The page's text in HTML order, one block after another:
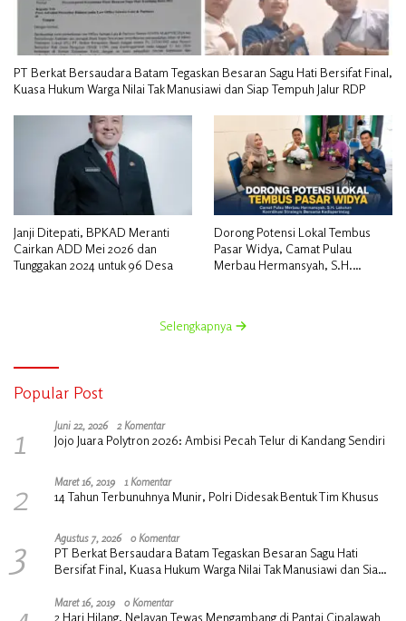
PT Berkat Bersaudara Batam Tegaskan Besaran Sagu Hati Bersifat Final,
Kuasa Hukum Warga Nilai Tak Manusiawi dan Siap Tempuh Jalur RDP
Janji Ditepati, BPKAD Meranti
Cairkan ADD Mei 2026 dan
Tunggakan 2024 untuk 96 Desa
Dorong Potensi Lokal Tembus
Pasar Widya, Camat Pulau
Merbau Hermansyah, S.H.
Selengkapnya
Popular Post
1 Juni 22, 2026 2 Komentar
Jojo Juara Polytron 2026: Ambisi Pecah Telur di Kandang Sendiri
2 Maret 16, 2019 1 Komentar
14 Tahun Terbunuhnya Munir, Polri Didesak Bentuk Tim Khusus
3 Agustus 7, 2026 0 Komentar
PT Berkat Bersaudara Batam Tegaskan Besaran Sagu Hati
Bersifat Final, Kuasa Hukum Warga Nilai Tak Manusiawi dan Siap
Maret 16, 2019 0 Komentar
2 Hari Hilang, Nelayan Tewas Mengambang di Pantai Cipalawah